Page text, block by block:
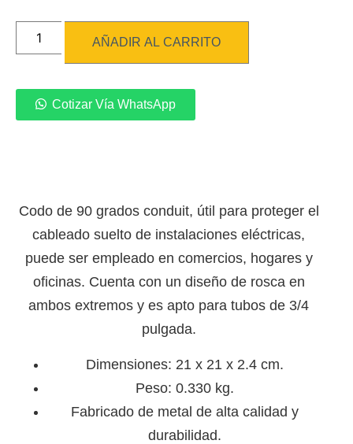
AÑADIR AL CARRITO
Cotizar Vía WhatsApp
Codo de 90 grados conduit, útil para proteger el
cableado suelto de instalaciones eléctricas,
puede ser empleado en comercios, hogares y
oficinas. Cuenta con un diseño de rosca en
ambos extremos y es apto para tubos de 3/4
pulgada.
Dimensiones: 21 x 21 x 2.4 cm.
Peso: 0.330 kg.
Fabricado de metal de alta calidad y
durabilidad.